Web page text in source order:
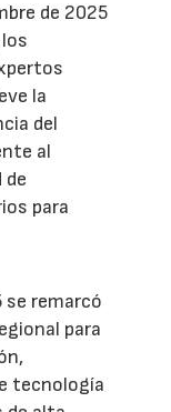
de 2025
la
del
al
de
para
se remarcó
para
tecnología